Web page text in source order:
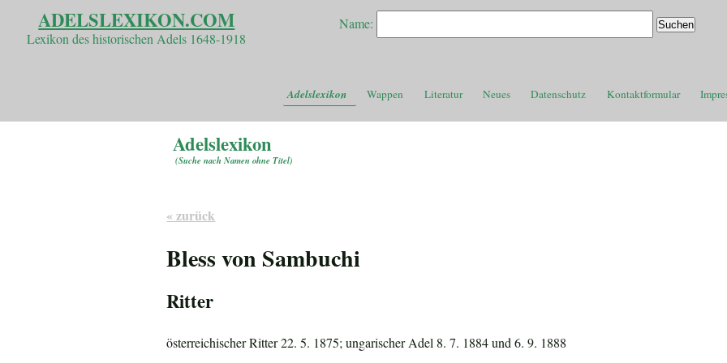
ADELSLEXIKON.COM
Lexikon des historischen Adels 1648-1918
Name:
Adelslexikon Wappen Literatur Neues Datenschutz Kontaktformular
Adelslexikon
(Suche nach Namen ohne Titel)
« zurück
Bless von Sambuchi
Ritter
österreichischer Ritter 22. 5. 1875; ungarischer Adel 8. 7. 1884 und 6. 9. 1888